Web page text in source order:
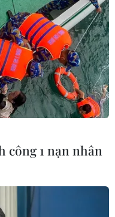
công 1 nạn nhân